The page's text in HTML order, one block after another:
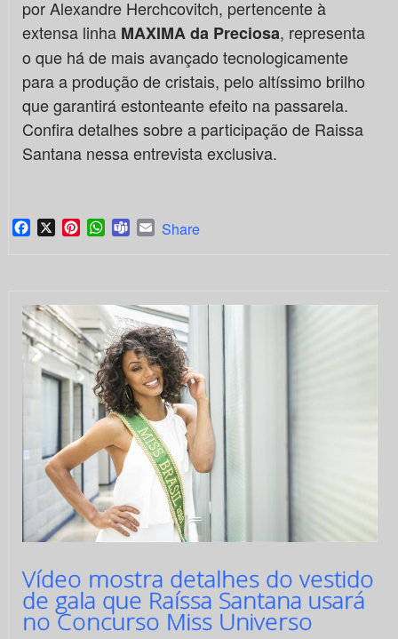
por Alexandre Herchcovitch, pertencente à
extensa linha MAXIMA da Preciosa, representa
o que há de mais avançado tecnologicamente
para a produção de cristais, pelo altíssimo brilho
que garantirá estonteante efeito na passarela.
Confira detalhes sobre a participação de Raissa
Santana nessa entrevista exclusiva.
Facebook
X PinterestWhatsApp
TeamsEmail
Share
Vídeo mostra detalhes do vestido
de gala que Raíssa Santana usará
no Concurso Miss Universo